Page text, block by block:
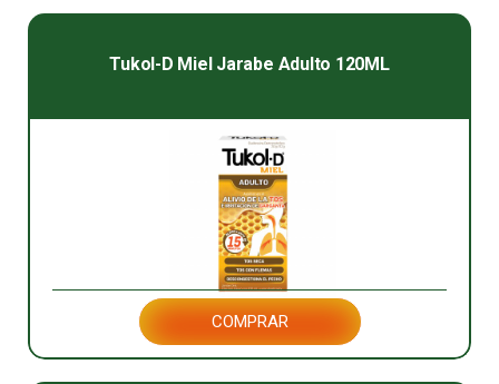
Tukol-D Miel Jarabe Adulto 120ML
COMPRAR